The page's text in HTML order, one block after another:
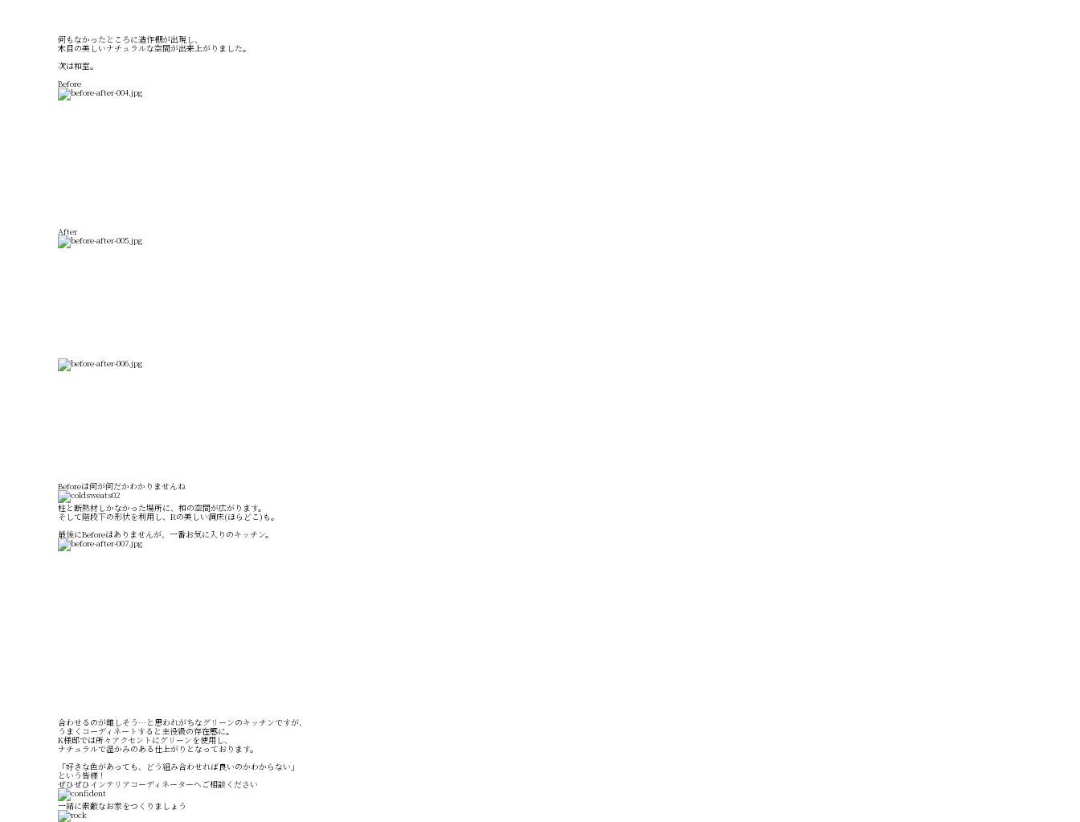
何もなかったところに造作棚が出現し、
木目の美しいナチュラルな空間が出来上がりました。
次は和室。
Before
After
Beforeは何が何だかわかりませんね
柱と断熱材しかなかった場所に、和の空間が広がります。
そして階段下の形状を利用し、Rの美しい洞床(ほらどこ)も。
最後にBeforeはありませんが、一番お気に入りのキッチン。
合わせるのが難しそう…と思われがちなグリーンのキッチンですが、
うまくコーディネートすると主役級の存在感に。
K様邸では所々アクセントにグリーンを使用し、
ナチュラルで温かみのある仕上がりとなっております。
「好きな色があっても、どう組み合わせれば良いのかわからない」
という皆様！
ぜひぜひインテリアコーディネーターへご相談ください
一緒に素敵なお家をつくりましょう